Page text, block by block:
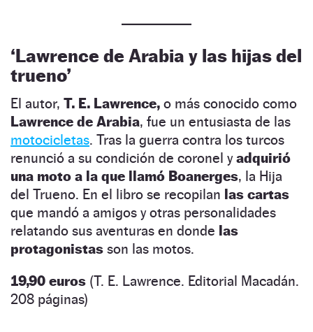
‘Lawrence de Arabia y las hijas del
trueno’
El autor, T. E. Lawrence, o más conocido como
Lawrence de Arabia, fue un entusiasta de las
motocicletas. Tras la guerra contra los turcos
renunció a su condición de coronel yadquirió
una moto a la que llamó Boanerges, la Hija
del Trueno. En el libro se recopilan las cartas
que mandó a amigos y otras personalidades
relatando sus aventuras en donde las
protagonistas son las motos.
19,90 euros (T. E. Lawrence. Editorial Macadán.
208 páginas)